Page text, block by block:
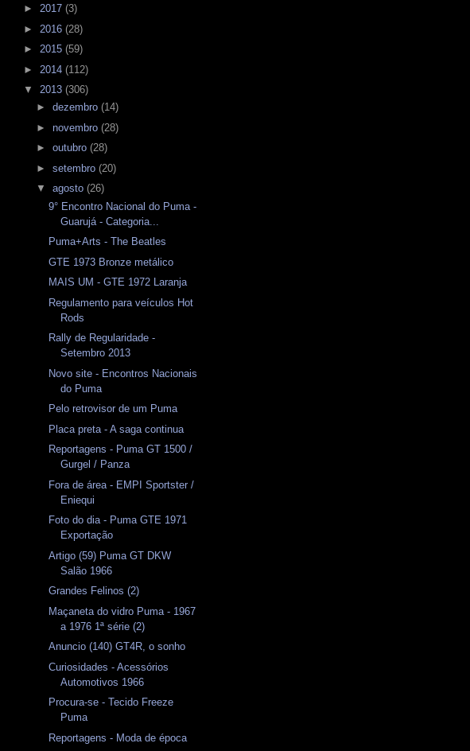
► 2017 (3)
► 2016 (28)
► 2015 (59)
► 2014 (112)
▼ 2013 (306)
► dezembro (14)
► novembro (28)
► outubro (28)
► setembro (20)
▼ agosto (26)
9° Encontro Nacional do Puma -
Guarujá - Categoria...
Puma+Arts - The Beatles
GTE 1973 Bronze metálico
MAIS UM - GTE 1972 Laranja
Regulamento para veículos Hot
Rods
Rally de Regularidade -
Setembro 2013
Novo site - Encontros Nacionais
do Puma
Pelo retrovisor de um Puma
Placa preta - A saga continua
Reportagens - Puma GT 1500 /
Gurgel / Panza
Fora de área - EMPI Sportster /
Eniequi
Foto do dia - Puma GTE 1971
Exportação
Artigo (59) Puma GT DKW
Salão 1966
Grandes Felinos (2)
Maçaneta do vidro Puma - 1967
a 1976 1ª série (2)
Anuncio (140) GT4R, o sonho
Curiosidades - Acessórios
Automotivos 1966
Procura-se - Tecido Freeze
Puma
Reportagens - Moda de época